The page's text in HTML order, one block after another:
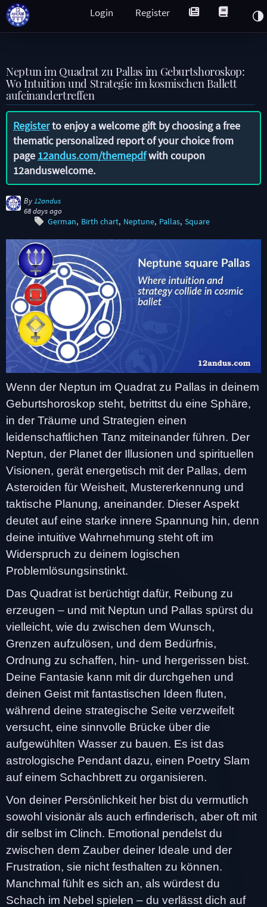
Register
Login
Neptun im Quadrat zu Pallas im Geburtshoroskop:
Wo Intuition und Strategie im kosmischen Ballett
aufeinandertreffen
Registerto enjoy a welcome gift by choosing a free
thematic personalized report of your choice from
page 12andus.com/themepdfwith coupon
12anduswelcome.
By 12andus
68 days ago
German Birth chart Neptune Pallas Square
Wenn der Neptun im Quadrat zu Pallas in deinem
Geburtshoroskop steht, betrittst du eine Sphäre,
in der Träume und Strategien einen
leidenschaftlichen Tanz miteinander führen. Der
Neptun, der Planet der Illusionen und spirituellen
Visionen, gerät energetisch mit der Pallas, dem
Asteroiden für Weisheit, Mustererkennung und
taktische Planung, aneinander. Dieser Aspekt
deutet auf eine starke innere Spannung hin, denn
deine intuitive Wahrnehmung steht oft im
Widerspruch zu deinem logischen
Problemlösungsinstinkt.
Das Quadrat ist berüchtigt dafür, Reibung zu
erzeugen – und mit Neptun und Pallas spürst du
vielleicht, wie du zwischen dem Wunsch,
Grenzen aufzulösen, und dem Bedürfnis,
Ordnung zu schaffen, hin- und hergerissen bist.
Deine Fantasie kann mit dir durchgehen und
deinen Geist mit fantastischen Ideen fluten,
während deine strategische Seite verzweifelt
versucht, eine sinnvolle Brücke über die
aufgewühlten Wasser zu bauen. Es ist das
astrologische Pendant dazu, einen Poetry Slam
auf einem Schachbrett zu organisieren.
Von deiner Persönlichkeit her bist du vermutlich
sowohl visionär als auch erfinderisch, aber oft mit
dir selbst im Clinch. Emotional pendelst du
zwischen dem Zauber deiner Ideale und der
Frustration, sie nicht festhalten zu können.
Manchmal fühlt es sich an, als würdest du
Schach im Nebel spielen – du verlässt dich auf